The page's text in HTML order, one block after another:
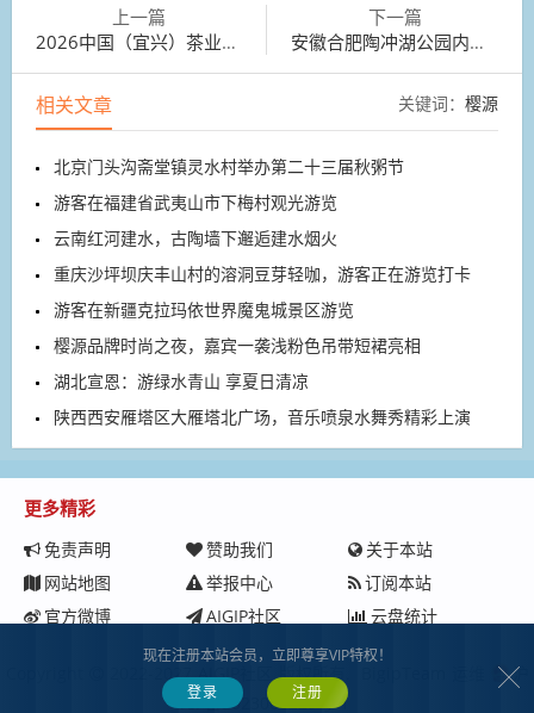
上一篇
2026中国（宜兴）茶业博览会于江苏宜兴窑湖小镇开幕
下一篇
安徽合肥陶冲湖公园内荷花争相绽放
相关文章 关键词： 樱源
北京门头沟斋堂镇灵水村举办第二十三届秋粥节
游客在福建省武夷山市下梅村观光游览
云南红河建水，古陶墙下邂逅建水烟火
重庆沙坪坝庆丰山村的溶洞豆芽轻咖，游客正在游览打卡
游客在新疆克拉玛依世界魔鬼城景区游览
樱源品牌时尚之夜，嘉宾一袭浅粉色吊带短裙亮相
湖北宣恩：游绿水青山 享夏日清凉
陕西西安雁塔区大雁塔北广场，音乐喷泉水舞秀精彩上演
更多精彩
免责声明 赞助我们
关于本站
网站地图
举报中心
订阅本站
官方微博
AIGIP社区 云盘统计
2022-2027 AIGIP社区 版权所有.
沪
ICP备2023008229号-1
现在注册本站会员，立即尊享VIP特权！
登录
注册